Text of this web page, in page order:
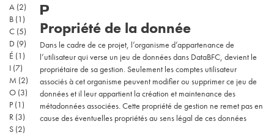
A (2)
B (1)
C (5)
D (9)
É (1)
I (7)
M (2)
O (3)
P (1)
R (3)
S (2)
P
Propriété de la donnée
Dans le cadre de ce projet, l’organisme d’appartenance de
l’utilisateur qui verse un jeu de données dans DataBFC, devient le
propriétaire de sa gestion. Seulement les comptes utilisateur
associés à cet organisme peuvent modifier ou supprimer ce jeu de
données et il leur appartient la création et maintenance des
métadonnées associées. Cette propriété de gestion ne remet pas en
cause des éventuelles propriétés au sens légal de ces données